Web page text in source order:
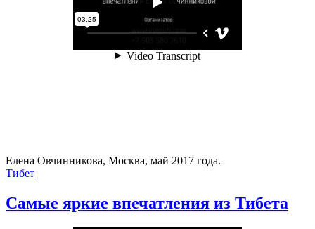
Елена Овчинникова, Москва, май 2017 года.
Тибет
Самые яркие впечатления из Тибета